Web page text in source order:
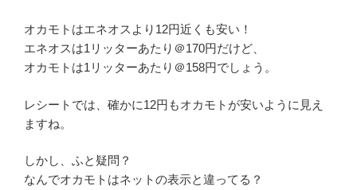
オカモトはエネオスより12円近くも安い！
エネオスは1リッターあたり＠170円だけど、
オカモトは1リッターあたり＠158円でしょう。
レシートでは、確かに12円もオカモトが安いように見え
ますね。
しかし、ふと疑問？
なんでオカモトはネットの表示と違ってる？